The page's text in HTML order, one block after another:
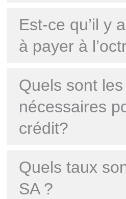
Est-ce qu’il y
à payer à
Quels sont
nécessaires
crédit?
Quels taux
SA ?